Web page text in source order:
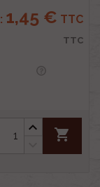
: 1,45 € TTC
TTC
shopping_cart